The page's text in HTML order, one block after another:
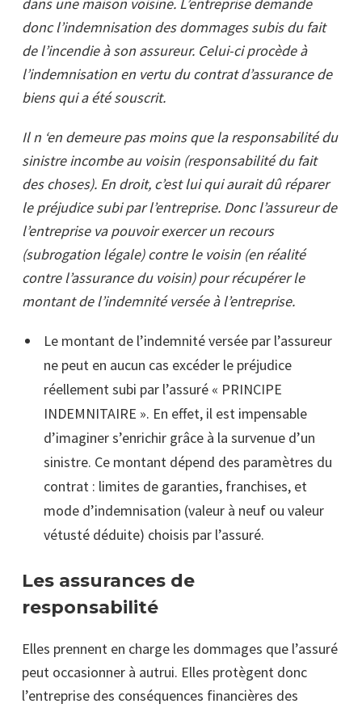
donc l’indemnisation des dommages subis du fait
de l’incendie à son assureur. Celui-ci procède à
l’indemnisation en vertu du contrat d’assurance de
biens qui a été souscrit.
Il n ‘en demeure pas moins que la responsabilité du
sinistre incombe au voisin (responsabilité du fait
des choses). En droit, c’est lui qui aurait dû réparer
le préjudice subi par l’entreprise. Donc l’assureur de
l’entreprise va pouvoir exercer un recours
(subrogation légale) contre le voisin (en réalité
contre l’assurance du voisin) pour récupérer le
montant de l’indemnité versée à l’entreprise.
Le montant de l’indemnité versée par l’assureur
ne peut en aucun cas excéder le préjudice
réellement subi par l’assuré « PRINCIPE
INDEMNITAIRE ». En effet, il est impensable
d’imaginer s’enrichir grâce à la survenue d’un
sinistre. Ce montant dépend des paramètres du
contrat : limites de garanties, franchises, et
mode d’indemnisation (valeur à neuf ou valeur
vétusté déduite) choisis par l’assuré.
Les assurances de
responsabilité
Elles prennent en charge les dommages que l’assuré
peut occasionner à autrui. Elles protègent donc
l’entreprise des conséquences financières des